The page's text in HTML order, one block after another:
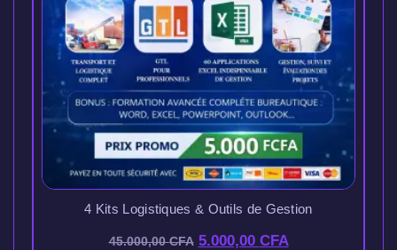
4 Kits Logistiques & Outils de Gestion
45.000,00CFA 5.000,00 CFA